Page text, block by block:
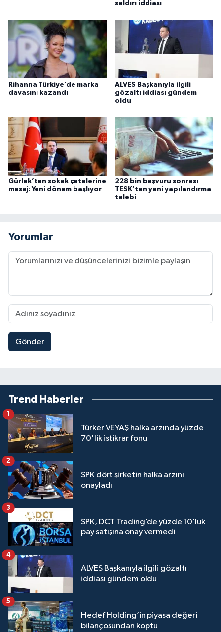
saldırı iddiası
Rihanna Türkiye’de marka
davasını kazandı
ALVES Başkanıyla ilgili
gözaltı iddiası gündem
oldu
Gürlek’ten sokak çetelerine
mesaj: Yeni dönem başlıyor
228 bin başvuru sonrası
TESK’ten yeni yapılandırma
talebi
Yorumlar
Gönder
Trend Haberler
Türker VEYAŞ halka arzında yüzde
70'lik istikrar fonu
1
SPK dört şirketin halka arzını
onayladı
2
SPK, DCT Trading’de yüzde 10’luk
pay satışına onay vermedi
3
ALVES Başkanıyla ilgili gözaltı
iddiası gündem oldu
4
Hedef Holding’in piyasa değeri
bilançosundan koptu
5